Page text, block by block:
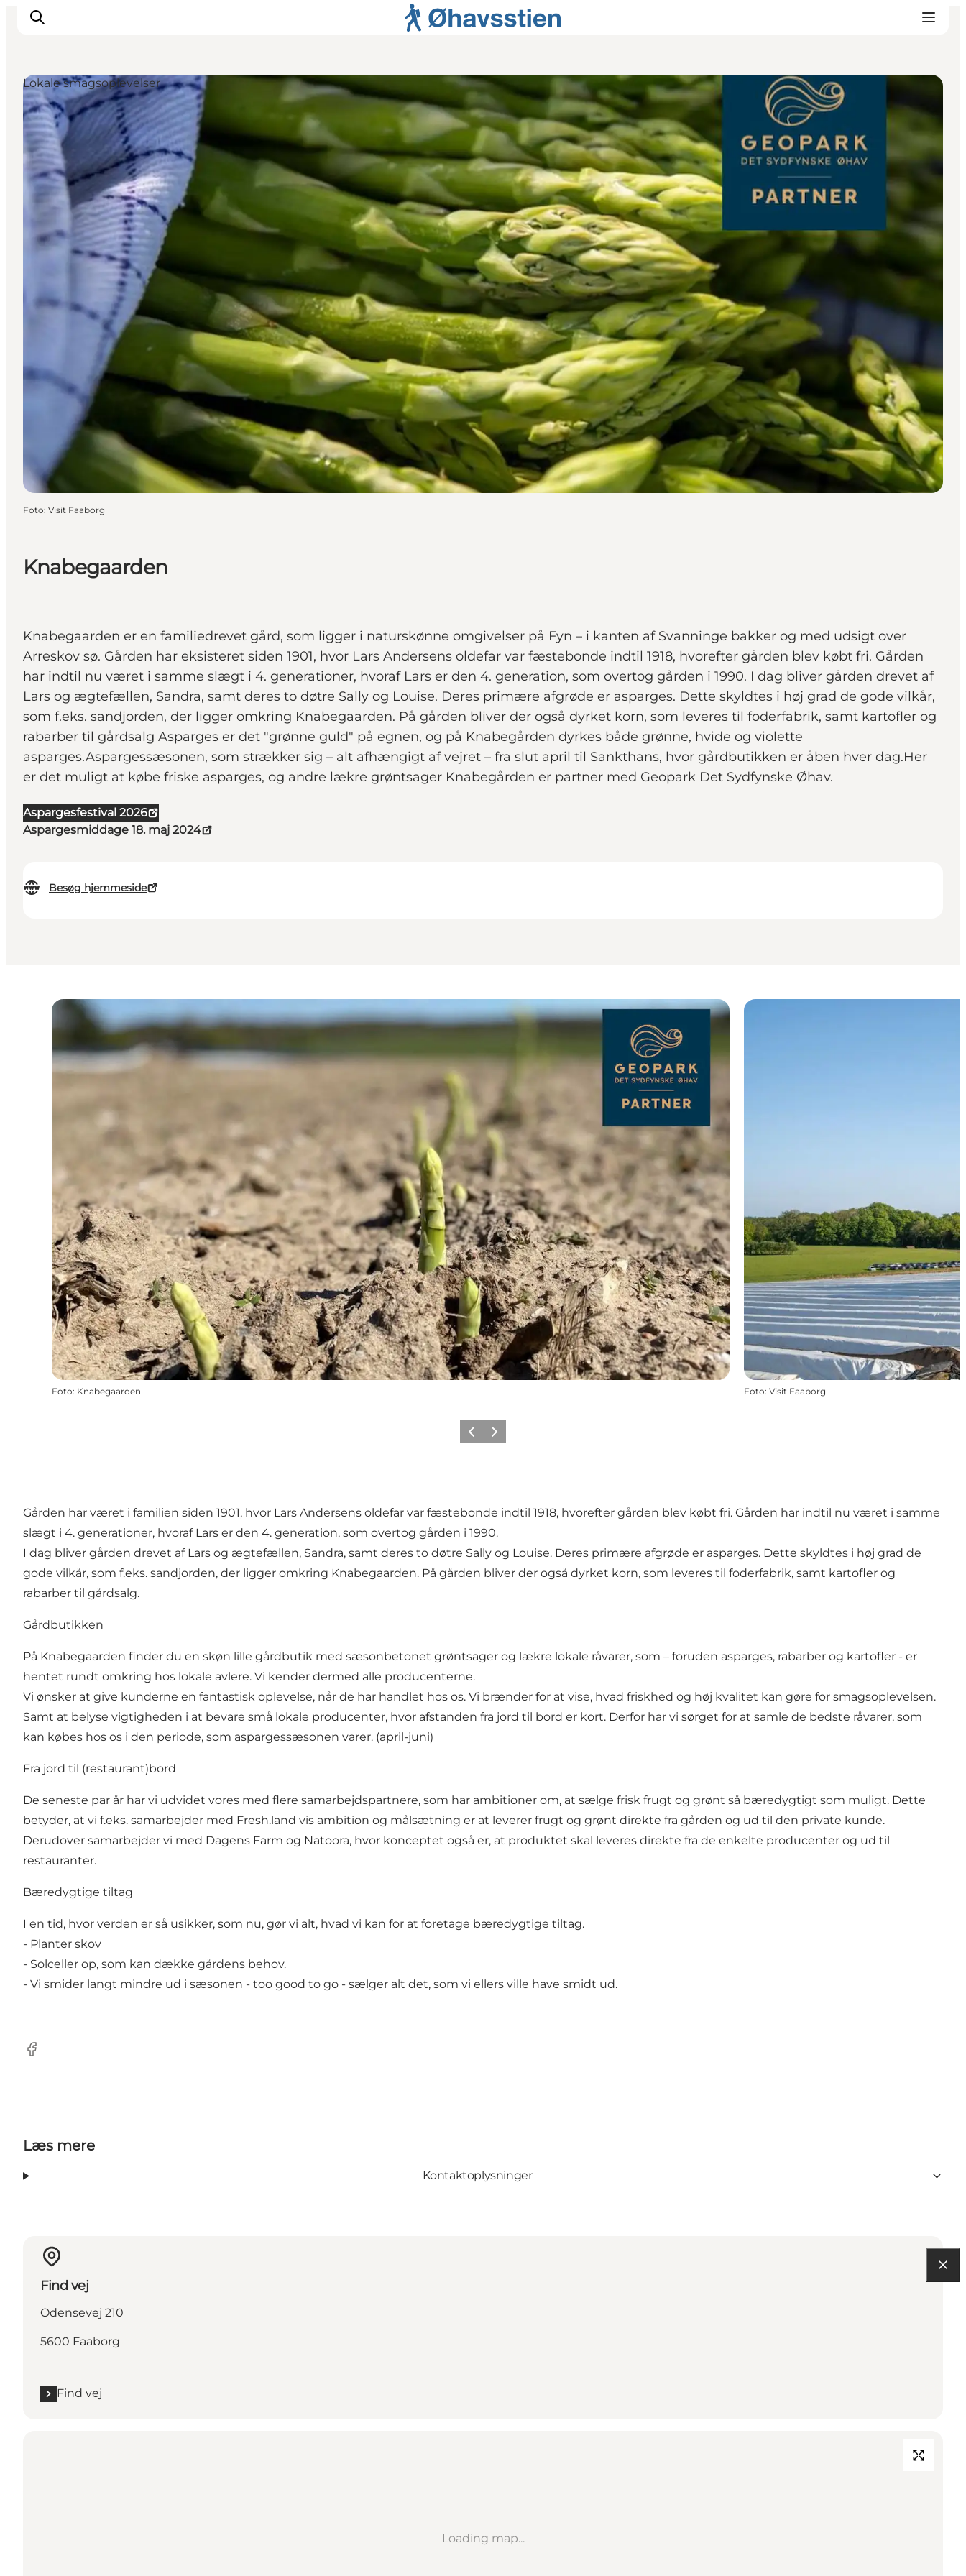
Inspiration
Vandreruter
Planlægning
Knabegaarden
Knabegaarden er en familiedrevet gård, som ligger i naturskønne omgivelser på Fyn – i kanten af Svanninge bakker og med udsigt over
Arreskov sø. Gården har eksisteret siden 1901, hvor Lars Andersens oldefar var fæstebonde indtil 1918, hvorefter gården blev købt fri. Gården
har indtil nu været i samme slægt i 4. generationer, hvoraf Lars er den 4. generation, som overtog gården i 1990. I dag bliver gården drevet af
Lars og ægtefællen, Sandra, samt deres to døtre Sally og Louise. Deres primære afgrøde er asparges. Dette skyldtes i høj grad de gode vilkår,
som f.eks. sandjorden, der ligger omkring Knabegaarden. På gården bliver der også dyrket korn, som leveres til foderfabrik, samt kartofler og
rabarber til gårdsalg Asparges er det "grønne guld" på egnen, og på Knabegården dyrkes både grønne, hvide og violette
asparges.Aspargessæsonen, som strækker sig – alt afhængigt af vejret – fra slut april til Sankthans, hvor gårdbutikken er åben hver dag.Her
er det muligt at købe friske asparges, og andre lækre grøntsager Knabegården er partner med Geopark Det Sydfynske Øhav.
Aspargesfestival 2026
Aspargesmiddage 18. maj 2024
Besøg hjemmeside
Lokale smagsoplevelser
Foto: Visit Faaborg
Foto: Knabegaarden Foto: Visit Faaborg
ForrigeNæste
Gården har været i familien siden 1901, hvor Lars Andersens oldefar var fæstebonde indtil 1918, hvorefter gården blev købt fri. Gården har indtil nu været i samme
slægt i 4. generationer, hvoraf Lars er den 4. generation, som overtog gården i 1990.
I dag bliver gården drevet af Lars og ægtefællen, Sandra, samt deres to døtre Sally og Louise. Deres primære afgrøde er asparges. Dette skyldtes i høj grad de
gode vilkår, som f.eks. sandjorden, der ligger omkring Knabegaarden. På gården bliver der også dyrket korn, som leveres til foderfabrik, samt kartofler og
rabarber til gårdsalg.
Gårdbutikken
På Knabegaarden finder du en skøn lille gårdbutik med sæsonbetonet grøntsager og lækre lokale råvarer, som – foruden asparges, rabarber og kartofler - er
hentet rundt omkring hos lokale avlere. Vi kender dermed alle producenterne.
Vi ønsker at give kunderne en fantastisk oplevelse, når de har handlet hos os. Vi brænder for at vise, hvad friskhed og høj kvalitet kan gøre for smagsoplevelsen.
Samt at belyse vigtigheden i at bevare små lokale producenter, hvor afstanden fra jord til bord er kort. Derfor har vi sørget for at samle de bedste råvarer, som
kan købes hos os i den periode, som aspargessæsonen varer. (april-juni)
Fra jord til (restaurant)bord
De seneste par år har vi udvidet vores med flere samarbejdspartnere, som har ambitioner om, at sælge frisk frugt og grønt så bæredygtigt som muligt. Dette
betyder, at vi f.eks. samarbejder med Fresh.land vis ambition og målsætning er at leverer frugt og grønt direkte fra gården og ud til den private kunde.
Derudover samarbejder vi med Dagens Farm og Natoora, hvor konceptet også er, at produktet skal leveres direkte fra de enkelte producenter og ud til
restauranter.
Bæredygtige tiltag
I en tid, hvor verden er så usikker, som nu, gør vi alt, hvad vi kan for at foretage bæredygtige tiltag.
- Planter skov
- Solceller op, som kan dække gårdens behov.
- Vi smider langt mindre ud i sæsonen - too good to go - sælger alt det, som vi ellers ville have smidt ud.
Facebook
Læs mere
Kontaktoplysninger
Find vej
Odensevej 210
5600 Faaborg
Find vej
Loading map...